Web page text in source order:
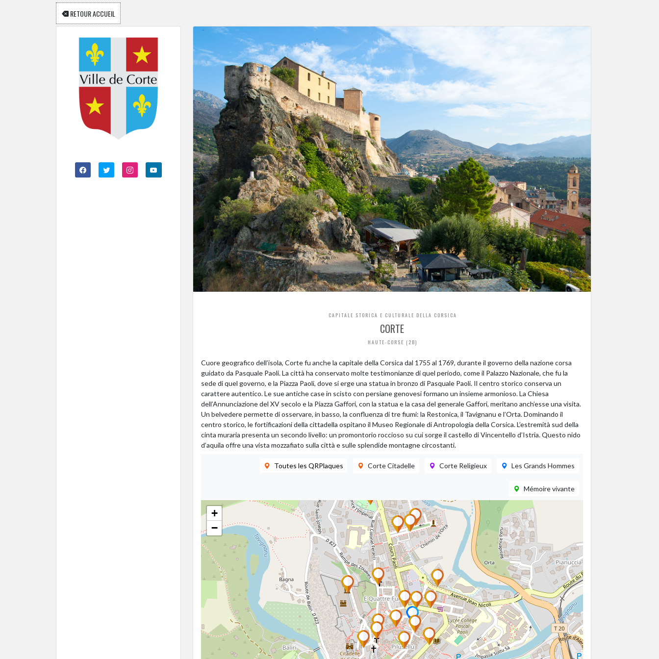
RETOUR ACCUEIL
CAPITALE STORICA E CULTURALE DELLA CORSICA
CORTE
HAUTE-CORSE (2B)
Cuore geografico dell’isola, Corte fu anche la capitale della Corsica dal 1755 al 1769, durante il governo della nazione corsa
guidato da Pasquale Paoli. La città ha conservato molte testimonianze di quel periodo, come il Palazzo Nazionale, che fu la
sede di quel governo, e la Piazza Paoli, dove si erge una statua in bronzo di Pasquale Paoli. Il centro storico conserva un
carattere autentico. Le sue antiche case in scisto con persiane genovesi formano un insieme armonioso. La Chiesa
dell’Annunciazione del XV secolo e la Piazza Gaffori, con la statua e la casa del generale Gaffori, meritano anch’esse una visita.
Un belvedere permette di osservare, in basso, la confluenza di tre fiumi: la Restonica, il Tavignanu e l’Orta. Dominando il
centro storico, le fortificazioni della cittadella ospitano il Museo Regionale di Antropologia della Corsica. L’estremità sud della
cinta muraria presenta un secondo livello: un promontorio roccioso su cui sorge il castello di Vincentello d’Istria. Questo nido
d’aquila offre una vista mozzafiato sulla città e sulle splendide montagne circostanti.
Toutes les QRPlaques Corte Citadelle Corte Religieux Les Grands Hommes
Mémoire vivante
+
−